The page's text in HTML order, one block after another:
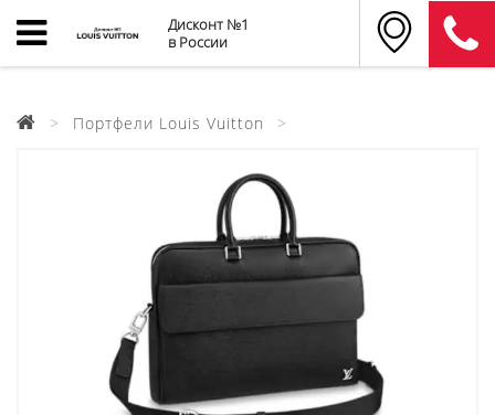
Дисконт №1
в России
Портфели Louis Vuitton